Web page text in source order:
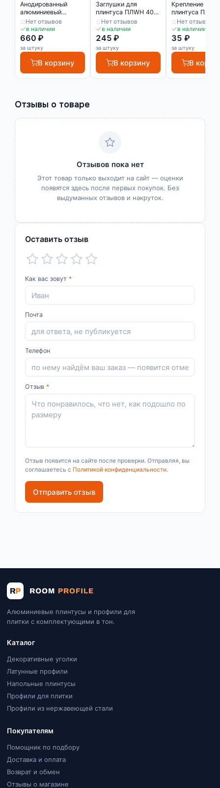
Анодированный
алюминиевый
плинтус с
креплением 40 мм
ПЛWH Серебро
матовый
Нет отзывов
в наличии
660 ₽
за штуку
В корзину
Заглушки для
плинтуса ПЛWH 40
мм (пара) Серебро
матовое
Нет отзывов
в наличии
245 ₽
за штуку
В корзину
Крепление для
плинтуса
ммНет отзывов
в наличии
35 ₽
за штуку
В
Отзывы о товаре
Отзывов пока нет
Этот товар только выходит на сайт — оценки
появятся здесь после первых покупок. Без
выдуманных отзывов и накруток.
Оставить отзыв
Как вас зовут *
Почта
Телефон
Отзыв *
Отзыв появится на сайте после проверки. Отправляя, вы
соглашаетесь с Политикой конфиденциальности.
Отправить отзыв
Алюминиевые плинтусы и профили для
плитки с комплектующими в тон.
Каталог
Декоративные уголки
Латунные профили
Напольные плинтусы
Профили для плитки
Профили из нержавеющей стали
Покупателям
Помощник по подбору
Доставка и оплата
Возврат и обмен
Отзывы о магазине